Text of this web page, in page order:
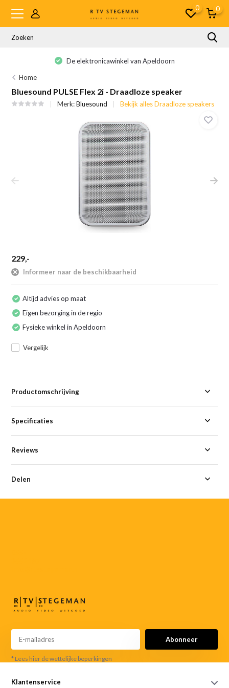
0 0
De elektronicawinkel van Apeldoorn
Home
Bluesound PULSE Flex 2i - Draadloze speaker
Merk:Bluesound Bekijk alles Draadloze speakers
229,-
Informeer naar de beschikbaarheid
Altijd advies op maat
Eigen bezorging in de regio
Fysieke winkel in Apeldoorn
Vergelijk
Productomschrijving
Specificaties
Reviews
Delen
Abonneer
* Lees hier de wettelijke beperkingen
Klantenservice